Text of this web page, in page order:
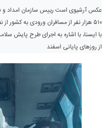
عکس آرشیوی است رییس سازمان امداد
۵۱۰ هزار نفر از مسافران ورودی به کشور
با ایسنا، با اشاره به اجرای طرح پایش
از روزهای پایانی اسفند